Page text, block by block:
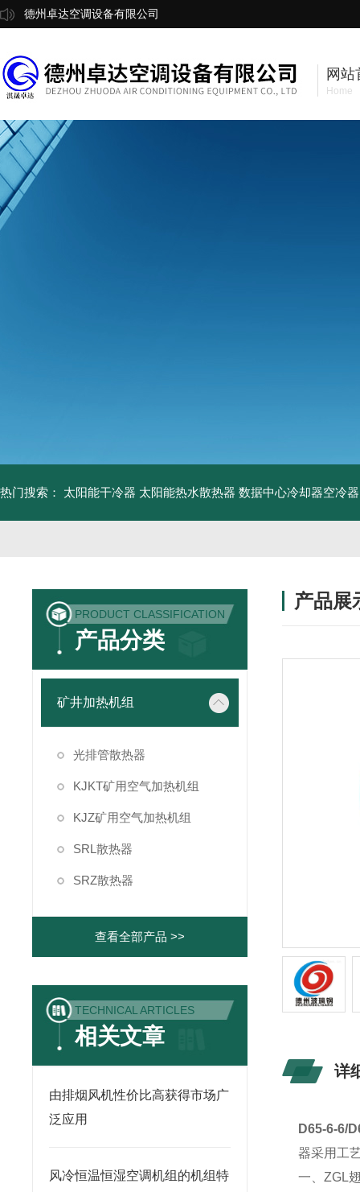
德州卓达空调设备有限公司
网站
Home
热门搜索： 太阳能干冷器 太阳能热水散热器 数据中心冷却器空冷器
PRODUCT CLASSIFICATION
产品分类
矿井加热机组
光排管散热器
KJKT矿用空气加热机组
KJZ矿用空气加热机组
SRL散热器
SRZ散热器
查看全部产品 >>
TECHNICAL ARTICLES
相关文章
由排烟风机性价比高获得市场广
泛应用
风冷恒温恒湿空调机组的机组特
产品展
详
D65-6-6/
器采用工
一、ZGL